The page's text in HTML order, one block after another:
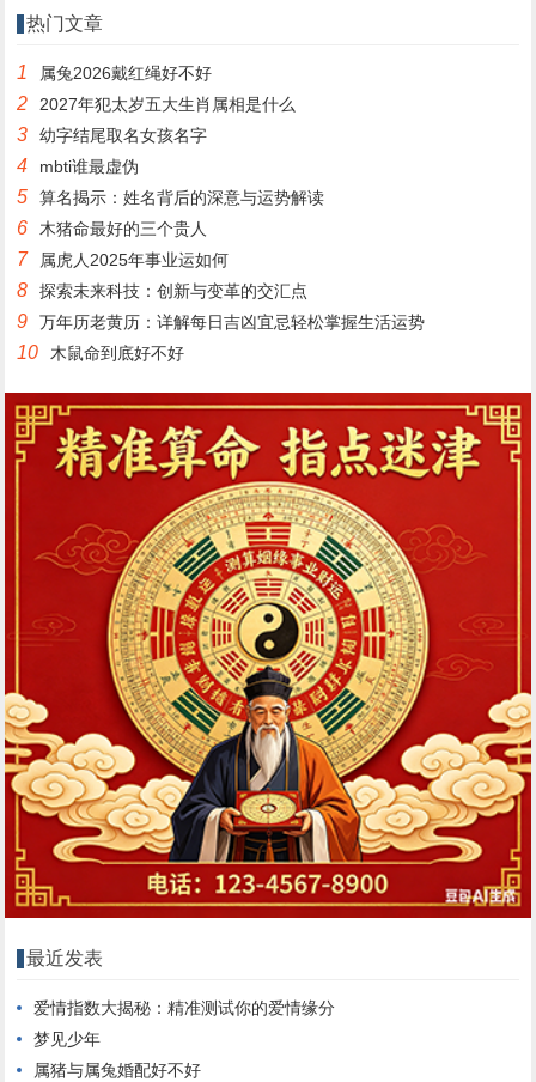
热门文章
1 属兔2026戴红绳好不好
2 2027年犯太岁五大生肖属相是什么
3 幼字结尾取名女孩名字
4 mbti谁最虚伪
5 算名揭示：姓名背后的深意与运势解读
6 木猪命最好的三个贵人
7 属虎人2025年事业运如何
8 探索未来科技：创新与变革的交汇点
9 万年历老黄历：详解每日吉凶宜忌轻松掌握生活运势
10 木鼠命到底好不好
最近发表
爱情指数大揭秘：精准测试你的爱情缘分
梦见少年
属猪与属兔婚配好不好